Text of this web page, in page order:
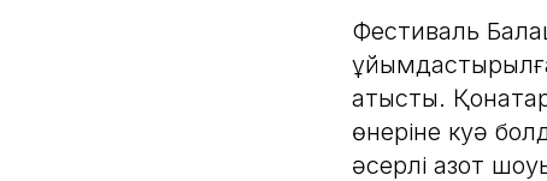
Фестиваль
қатысты.
өнеріне куә
әсерлі азот